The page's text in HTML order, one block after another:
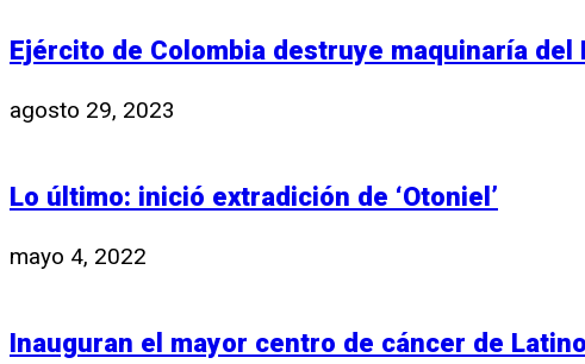
Ejército de Colombia destruye maquinaría
agosto 29, 2023
Lo último: inició extradición de ‘Otoniel’
mayo 4, 2022
Inauguran el mayor centro de cáncer de